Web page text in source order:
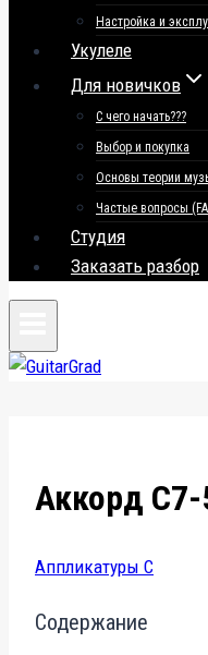
Настройка и
Укулеле
Для новичков
С чего начать???
Выбор и покупка
Основы теории
Частые вопросы
Студия
Заказать разбор
Аккорд
Аппликатуры C
Содержание